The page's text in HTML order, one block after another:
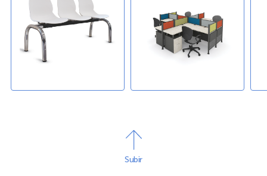
Subir